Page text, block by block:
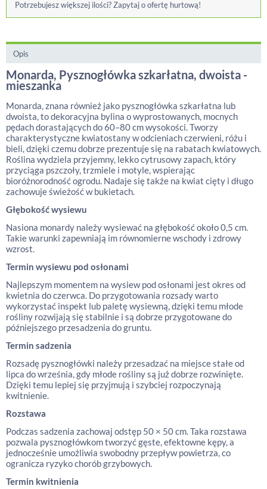
Potrzebujesz większej ilości? Zapytaj o ofertę hurtową!
Opis
Monarda, Pysznogłówka szkarłatna, dwoista -
mieszanka
Monarda, znana również jako pysznogłówka szkarłatna lub
dwoista, to dekoracyjna bylina o wyprostowanych, mocnych
pędach dorastających do 60–80 cm wysokości. Tworzy
charakterystyczne kwiatostany w odcieniach czerwieni, różu i
bieli, dzięki czemu dobrze prezentuje się na rabatach kwiatowych.
Roślina wydziela przyjemny, lekko cytrusowy zapach, który
przyciąga pszczoły, trzmiele i motyle, wspierając
bioróżnorodność ogrodu. Nadaje się także na kwiat cięty i długo
zachowuje świeżość w bukietach.
Głębokość wysiewu
Nasiona monardy należy wysiewać na głębokość około 0,5 cm.
Takie warunki zapewniają im równomierne wschody i zdrowy
wzrost.
Termin wysiewu pod osłonami
Najlepszym momentem na wysiew pod osłonami jest okres od
kwietnia do czerwca. Do przygotowania rozsady warto
wykorzystać inspekt lub paletę wysiewną, dzięki temu młode
rośliny rozwijają się stabilnie i są dobrze przygotowane do
późniejszego przesadzenia do gruntu.
Termin sadzenia
Rozsadę pysznogłówki należy przesadzać na miejsce stałe od
lipca do września, gdy młode rośliny są już dobrze rozwinięte.
Dzięki temu lepiej się przyjmują i szybciej rozpoczynają
kwitnienie.
Rozstawa
Podczas sadzenia zachowaj odstęp 50 × 50 cm. Taka rozstawa
pozwala pysznogłówkom tworzyć gęste, efektowne kępy, a
jednocześnie umożliwia swobodny przepływ powietrza, co
ogranicza ryzyko chorób grzybowych.
Termin kwitnienia